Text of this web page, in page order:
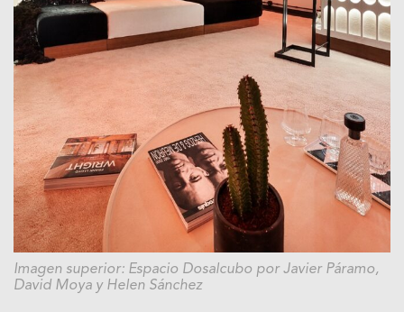
Imagen superior: Espacio Dosalcubo por Javier Páramo,
David Moya y Helen Sánchez